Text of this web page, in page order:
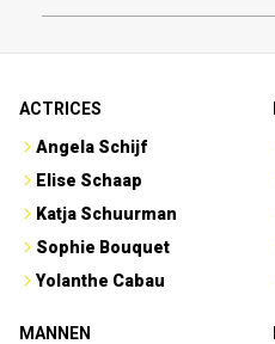
ACTRICES
Angela Schijf
Elise Schaap
Katja Schuurman
Sophie Bouquet
Yolanthe Cabau
MANNEN